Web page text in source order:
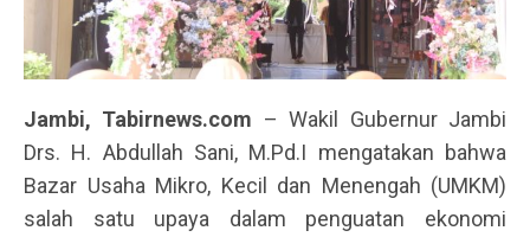
Jambi, Tabirnews.com – Wakil Gubernur Jambi
Drs. H. Abdullah Sani, M.Pd.I mengatakan bahwa
Bazar Usaha Mikro, Kecil dan Menengah (UMKM)
salah satu upaya dalam penguatan ekonomi